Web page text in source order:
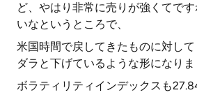
ど、やはり非常に売りが強くてで
いなというところで、
米国時間で戻してきたものに対し
ダラと下げているような形になりま
ボラティリティインデックスも